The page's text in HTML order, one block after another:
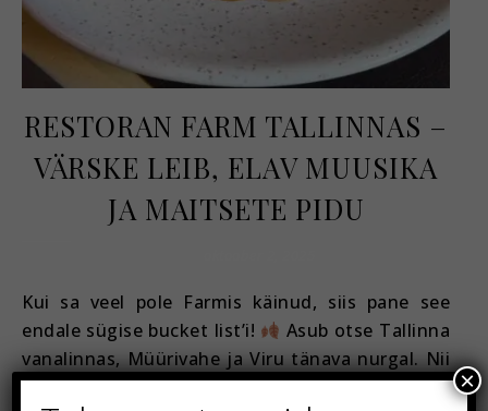
RESTORAN FARM TALLINNAS –
VÄRSKE LEIB, ELAV MUUSIKA
JA MAITSETE PIDU
Kui sa veel pole Farmis käinud, siis pane see
endale sügise bucket list’i!
Asub otse Tallinna
vanalinnas, Müürivahe ja Viru tänava nurgal. Nii
kui sisse astud, on kohe selline tunne, et aeg ×